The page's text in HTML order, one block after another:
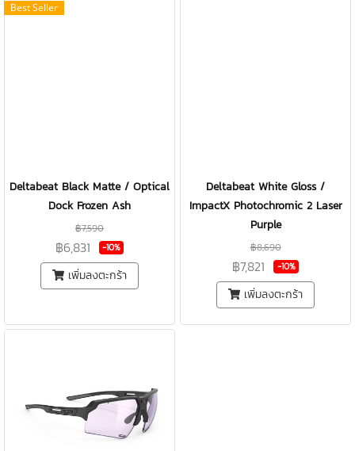
Best Seller
Deltabeat Black Matte / Optical
Dock Frozen Ash
฿7,590
฿6,831 -10%
เพิ่มลงตะกร้า
Deltabeat White Gloss /
ImpactX Photochromic 2 Laser
Purple
฿8,690
฿7,821 -10%
เพิ่มลงตะกร้า